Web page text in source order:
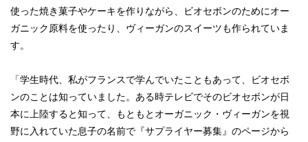
使った焼き菓子やケーキを作りながら、ビオセボンのためにオー
ガニック原料を使ったり、ヴィーガンのスイーツも作られていま
す。
「学生時代、私がフランスで学んでいたこともあって、ビオセボ
ンのことは知っていました。ある時テレビでそのビオセボンが日
本に上陸すると知って、もともとオーガニック・ヴィーガンを視
野に入れていた息子の名前で『サプライヤー募集』のページから